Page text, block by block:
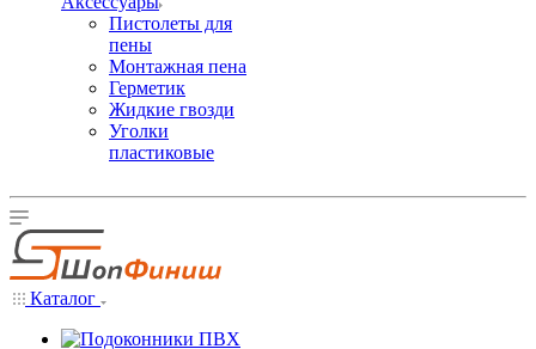
Пистолеты для
пены
Монтажная пена
Герметик
Жидкие гвозди
Уголки
пластиковые
Каталог